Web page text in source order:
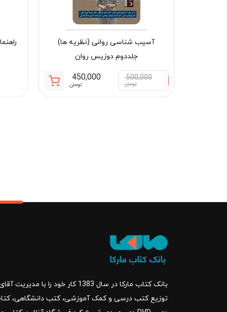
آسیب شناسی روانی (نظریه ها)
جلددوم دوزیس روان
500,000
تومان
اصلی:
450,000
تومان
فعلی:
بانک کتاب مارکا در سال 1383 کار